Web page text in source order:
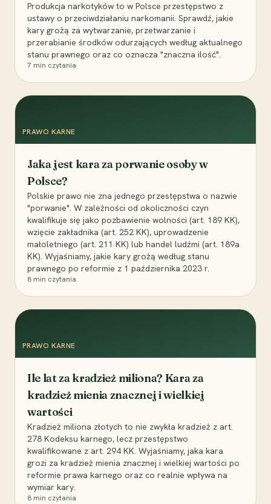
Produkcja narkotyków to w Polsce przestępstwo z
ustawy o przeciwdziałaniu narkomanii. Sprawdź, jakie
kary grożą za wytwarzanie, przetwarzanie i
przerabianie środków odurzających według aktualnego
stanu prawnego oraz co oznacza "znaczna ilość".
7 min czytania
PRAWO KARNE
Jaka jest kara za porwanie osoby w
Polsce?
Polskie prawo nie zna jednego przestępstwa o nazwie
"porwanie". W zależności od okoliczności czyn
kwalifikuje się jako pozbawienie wolności (art. 189 KK),
wzięcie zakładnika (art. 252 KK), uprowadzenie
małoletniego (art. 211 KK) lub handel ludźmi (art. 189a
KK). Wyjaśniamy, jakie kary grożą według stanu
prawnego po reformie z 1 października 2023 r.
8 min czytania
PRAWO KARNE
Ile lat za kradzież miliona? Kara za
kradzież mienia znacznej i wielkiej
wartości
Kradzież miliona złotych to nie zwykła kradzież z art.
278 Kodeksu karnego, lecz przestępstwo
kwalifikowane z art. 294 KK. Wyjaśniamy, jaka kara
grozi za kradzież mienia znacznej i wielkiej wartości po
reformie prawa karnego oraz co realnie wpływa na
wymiar kary.
8 min czytania